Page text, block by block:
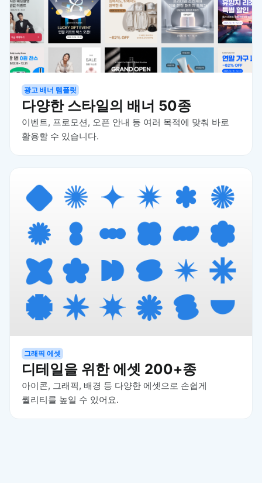
광고 배너 템플릿
다양한 스타일의 배너 50종
이벤트, 프로모션, 오픈 안내 등 여러 목적에 맞춰 바로
활용할 수 있습니다.
그래픽 에셋
디테일을 위한 에셋 200+종
아이콘, 그래픽, 배경 등 다양한 에셋으로 손쉽게
퀄리티를 높일 수 있어요.